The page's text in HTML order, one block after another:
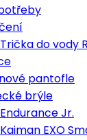
Trička do vody
pantofle
brýle
Endurance Jr.
Kaiman EXO